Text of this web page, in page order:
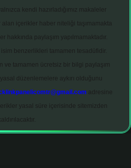
kendi hazırladığımız makaleler
alan içerikler haber niteliği taşımamakta
hakkında paylaşım yapılmamaktadır.
benzerlikleri tamamen tesadüfidir.
ve tamamen ücretsiz bir bilgi paylaşım
düzenlemelere aykırı olduğunu
adresine
yasal süre içerisinde sitemizden